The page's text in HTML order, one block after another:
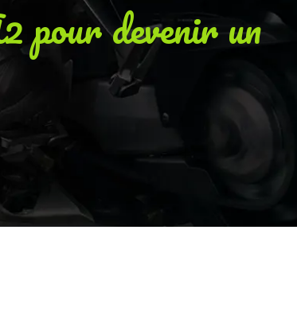
pour devenir un